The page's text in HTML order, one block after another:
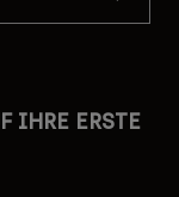
IHRE ERSTE